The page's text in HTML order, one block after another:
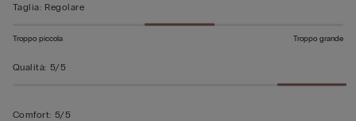
Taglia: Regolare
Troppo piccola Troppo grande
Qualità: 5/5
Comfort: 5/5